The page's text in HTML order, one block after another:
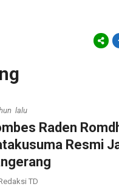
lalu
Raden
Resmi
TD